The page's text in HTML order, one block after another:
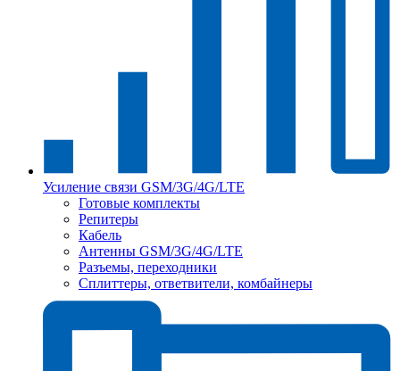
Усиление связи GSM/3G/4G/LTE
Готовые комплекты
Репитеры
Кабель
Антенны GSM/3G/4G/LTE
Разъемы, переходники
Сплиттеры, ответвители, комбайнеры